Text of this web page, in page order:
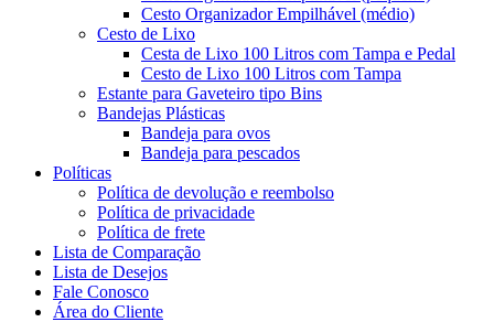
Cesto Organizador Empilhável (médio)
Cesto de Lixo
Cesta de Lixo 100 Litros com Tampa e Pedal
Cesto de Lixo 100 Litros com Tampa
Estante para Gaveteiro tipo Bins
Bandejas Plásticas
Bandeja para ovos
Bandeja para pescados
Políticas
Política de devolução e reembolso
Política de privacidade
Política de frete
Lista de Comparação
Lista de Desejos
Fale Conosco
Área do Cliente